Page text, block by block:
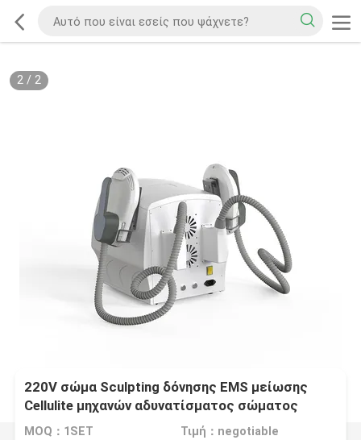
2/ 2
220V σώμα Sculpting δόνησης EMS μείωσης
Cellulite μηχανών αδυνατίσματος σώματος
MOQ：1SET Τιμή：negotiable